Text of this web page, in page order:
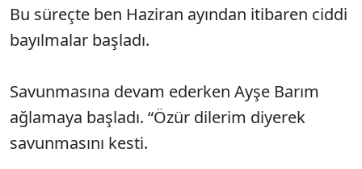
Bu süreçte ben Haziran ayından itibaren ciddi
bayılmalar başladı.
Savunmasına devam ederken Ayşe Barım
ağlamaya başladı. “Özür dilerim diyerek
savunmasını kesti.